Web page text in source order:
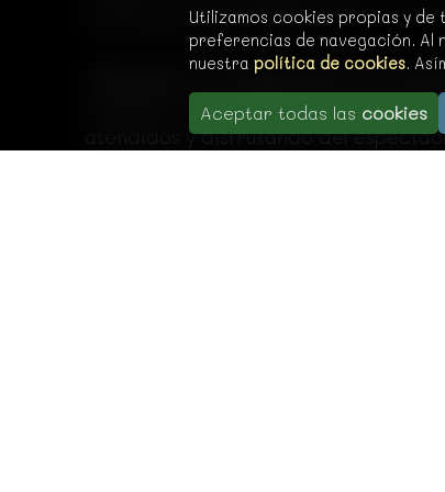
trasciende lo convencional.
Contratar a un mago para una
conlleva la organización del
atendidos y disfrutando del
Utilizamos cookies propias y
preferencias de navegación. Al
nuestra política de cookies.
Aceptar todas las cookies